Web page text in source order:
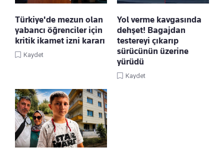
Türkiye'de mezun olan
yabancı öğrenciler için
kritik ikamet izni kararı
Kaydet
Yol verme kavgasında
dehşet! Bagajdan
testereyi çıkarıp
sürücünün üzerine
yürüdü
Kaydet